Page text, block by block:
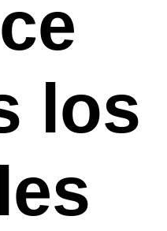
los